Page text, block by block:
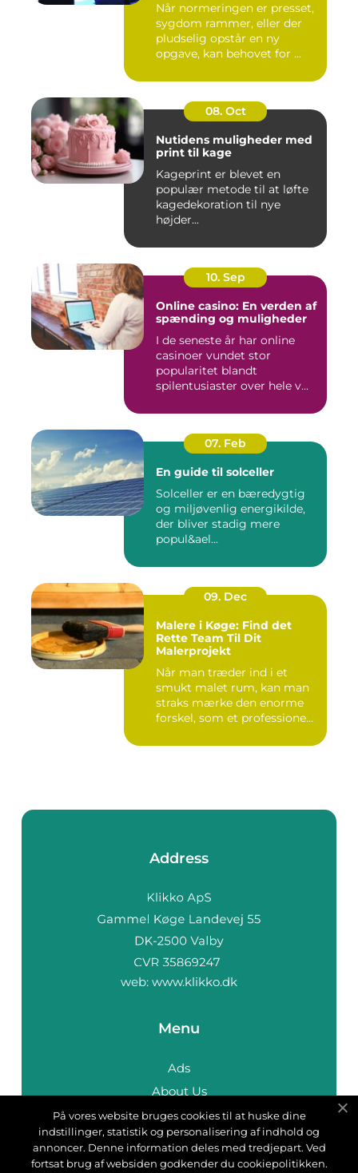
Når normeringen er presset,
sygdom rammer, eller der
pludselig opstår en ny
opgave, kan behovet for ...
08. Oct
Nutidens muligheder med
print til kage
Kageprint er blevet en
populær metode til at løfte
kagedekoration til nye
højder...
10. Sep
Online casino: En verden af
spænding og muligheder
I de seneste år har online
casinoer vundet stor
popularitet blandt
spilentusiaster over hele v...
07. Feb
En guide til solceller
Solceller er en bæredygtig
og miljøvenlig energikilde,
der bliver stadig mere
popul&ael...
09. Dec
Malere i Køge: Find det
Rette Team Til Dit
Malerprojekt
Når man træder ind i et
smukt malet rum, kan man
straks mærke den enorme
forskel, som et professione...
Address
web: www.klikko.dk
Menu
Ads
About Us
Cookies
Contact
Sitemap
På vores website bruges cookies til at huske dine
indstillinger, statistik og personalisering af indhold og
annoncer. Denne information deles med tredjepart. Ved
fortsat brug af websiden godkender du cookiepolitikken.